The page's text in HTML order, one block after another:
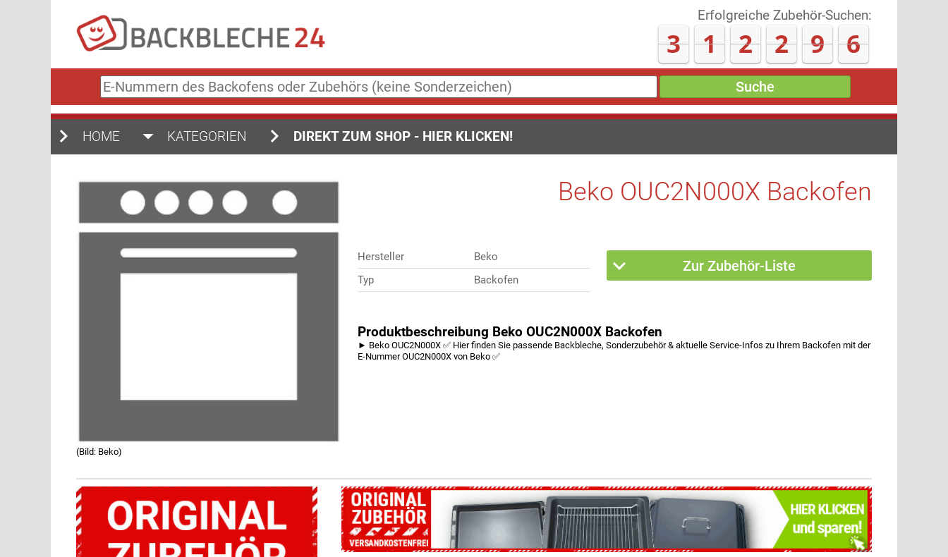
Erfolgreiche Zubehör-Suchen:
3 1 2 3 1 7
E-
Nummern
des
oder
Suche
HOME KATEGORIEN DIREKT ZUM SHOP - HIER KLICKEN!
(Bild: Beko)
Beko OUC2N000X Backofen
Hersteller
Beko
Typ
Backofen
Zur Zubehör-Liste
Produktbeschreibung Beko OUC2N000X Backofen
► Beko OUC2N000X ✅ Hier finden Sie passende Backbleche, Sonderzubehör & aktuelle Service-Infos zu Ihrem Backofen mit der
E-Nummer OUC2N000X von Beko ✅